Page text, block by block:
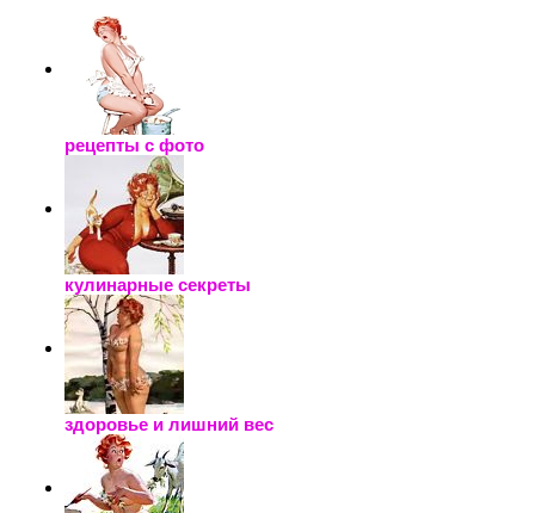
рецепты с фото
кулинарные секреты
здоровье и лишний вес